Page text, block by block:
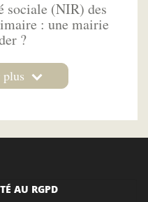
sociale (NIR) des
: une mairie
?
AU RGPD